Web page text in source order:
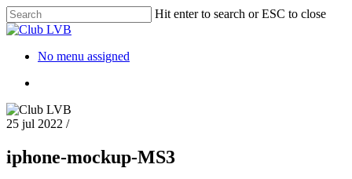
Hit enter to search or ESC to close
No menu assigned
25 jul 2022 /
iphone-mockup-MS3